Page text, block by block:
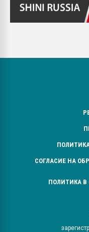
СОГЛАСИЕ НА
ПОЛИТИКА В